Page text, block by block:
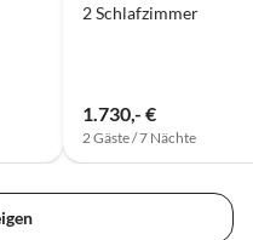
2 Schlafzimmer
1.730,- €
2 Gäste / 7 Nächte